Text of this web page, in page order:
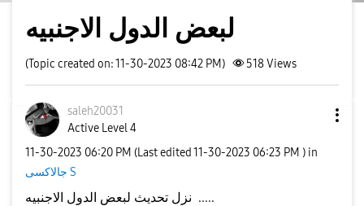
لبعض الدول الاجنبيه
(Topic created on: 11-30-2023 08:42 PM) 518Views
saleh20031
Active Level 4
‎11-30-2023 06:20 PM (Last edited ‎11-30-2023 06:23 PM ) in
جالاكسى S
نزل تحديث لبعض الدول الاجنبيه .....